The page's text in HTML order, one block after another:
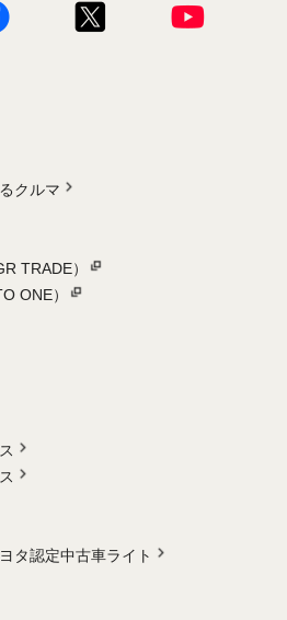
クルマ
TRADE）
ONE）
ヨタ認定中古車ライト